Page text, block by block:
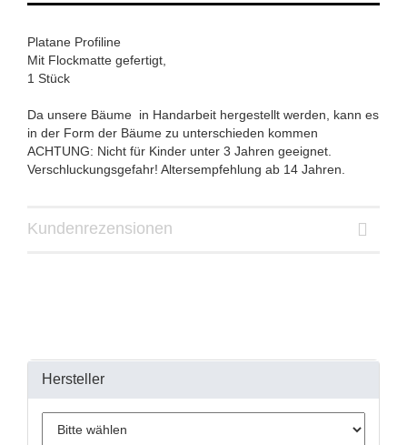
Platane Profiline
Mit Flockmatte gefertigt,
1 Stück
Da unsere Bäume in Handarbeit hergestellt werden, kann es
in der Form der Bäume zu unterschieden kommen
ACHTUNG: Nicht für Kinder unter 3 Jahren geeignet.
Verschluckungsgefahr! Altersempfehlung ab 14 Jahren.
Kundenrezensionen
Hersteller